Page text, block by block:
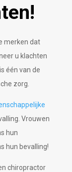
merken dat
u klachten
één van de
zorg.
Vrouwen
hun
hun bevalling!
chiropractor